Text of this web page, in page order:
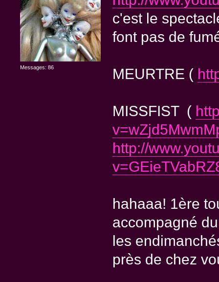
Messages: 86
c'est le
font pas de
MEURTRE (
MISSFIST (
http://
hahaaa! 1ère
accompagné
les
près de chez